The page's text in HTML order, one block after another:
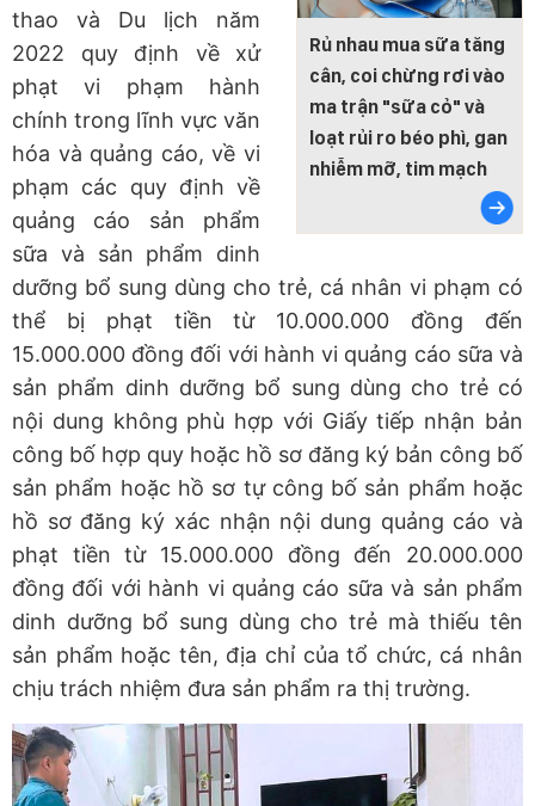
Rủ nhau mua sữa tăng
cân, coi chừng rơi vào
ma trận "sữa cỏ" và
loạt rủi ro béo phì, gan
nhiễm mỡ, tim mạch
thao và Du lịch năm
2022 quy định về xử
phạt vi phạm hành
chính trong lĩnh vực văn
hóa và quảng cáo, về vi
phạm các quy định về
quảng cáo sản phẩm
sữa và sản phẩm dinh
dưỡng bổ sung dùng cho trẻ, cá nhân vi phạm có
thể bị phạt tiền từ 10.000.000 đồng đến
15.000.000 đồng đối với hành vi quảng cáo sữa và
sản phẩm dinh dưỡng bổ sung dùng cho trẻ có
nội dung không phù hợp với Giấy tiếp nhận bản
công bố hợp quy hoặc hồ sơ đăng ký bản công bố
sản phẩm hoặc hồ sơ tự công bố sản phẩm hoặc
hồ sơ đăng ký xác nhận nội dung quảng cáo và
phạt tiền từ 15.000.000 đồng đến 20.000.000
đồng đối với hành vi quảng cáo sữa và sản phẩm
dinh dưỡng bổ sung dùng cho trẻ mà thiếu tên
sản phẩm hoặc tên, địa chỉ của tổ chức, cá nhân
chịu trách nhiệm đưa sản phẩm ra thị trường.